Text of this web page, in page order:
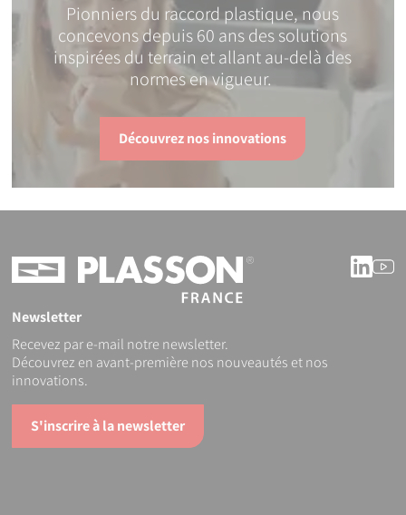
Pionniers du raccord plastique, nous
concevons depuis 60 ans des solutions
inspirées du terrain et allant au-delà des
normes en vigueur.
Découvrez nos innovations
Newsletter
Recevez par e-mail notre newsletter.
Découvrez en avant-première nos nouveautés et nos
innovations.
S'inscrire à la newsletter